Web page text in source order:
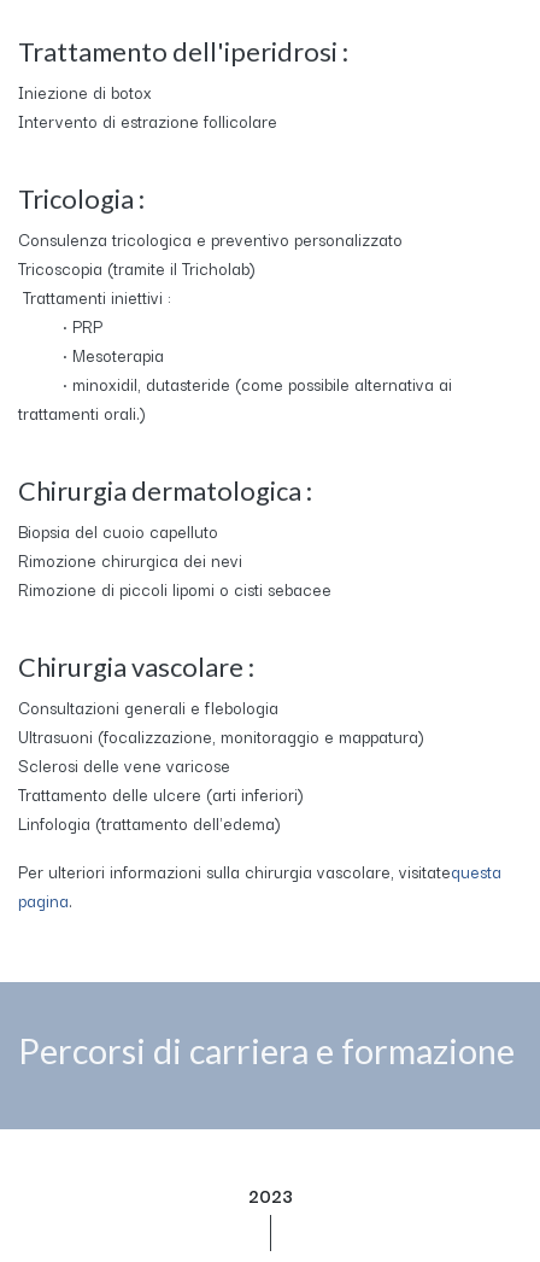
Trattamento dell'iperidrosi :
Iniezione di botox
Intervento di estrazione follicolare
Tricologia :
Consulenza tricologica e preventivo personalizzato
Tricoscopia (tramite il Tricholab)
Trattamenti iniettivi :
​• PRP
​• Mesoterapia
​• minoxidil, dutasteride (come possibile alternativa ai
trattamenti orali.)
Chirurgia dermatologica :
Biopsia del cuoio capelluto
Rimozione chirurgica dei nevi
Rimozione di piccoli lipomi o cisti sebacee
Chirurgia vascolare :
Consultazioni generali e flebologia
Ultrasuoni (focalizzazione, monitoraggio e mappatura)
Sclerosi delle vene varicose
Trattamento delle ulcere (arti inferiori)
Linfologia (trattamento dell'edema)
​Per ulteriori informazioni sulla chirurgia vascolare, visitatequesta
pagina.
Percorsi di carriera e formazione
2023